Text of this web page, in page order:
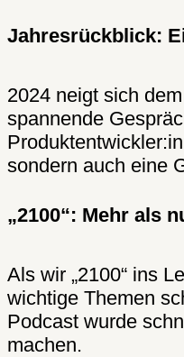
Jahresrückblick:
2024 neigt sich
spannende
sondern auch eine
„2100“: Mehr als
Als wir „2100“ ins
wichtige Themen
Podcast wurde
machen.